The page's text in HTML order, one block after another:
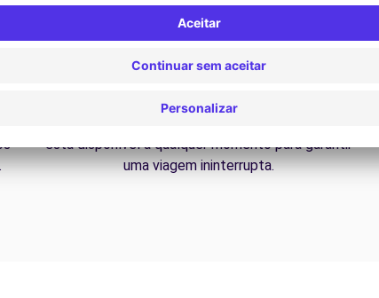
está disponível a qualquer momento para garantir
uma viagem ininterrupta.